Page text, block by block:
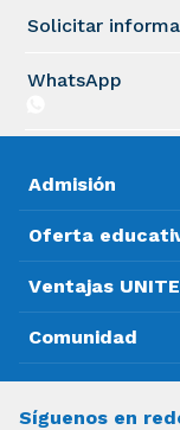
Solicitar
WhatsApp
Admisión
Oferta
Ventajas
Comunidad
Síguenos en